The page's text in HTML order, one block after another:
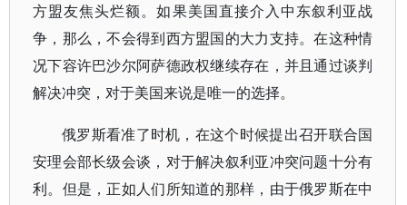
方盟友焦头烂额。如果美国直接介入中东叙利亚战
争，那么，不会得到西方盟国的大力支持。在这种情
况下容许巴沙尔阿萨德政权继续存在，并且通过谈判
解决冲突，对于美国来说是唯一的选择。
俄罗斯看准了时机，在这个时候提出召开联合国
安理会部长级会谈，对于解决叙利亚冲突问题十分有
利。但是，正如人们所知道的那样，由于俄罗斯在中